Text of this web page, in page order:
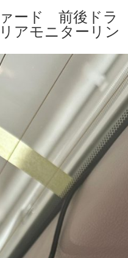
ード 前後ドラ
アモニターリン